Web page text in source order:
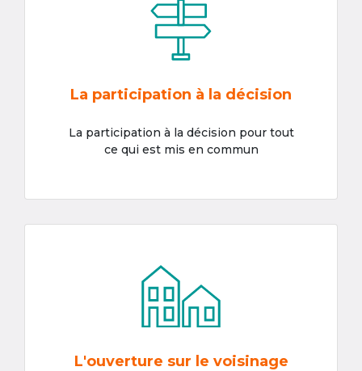
La participation à la décision
La participation à la décision pour tout
ce qui est mis en commun
L'ouverture sur le voisinage